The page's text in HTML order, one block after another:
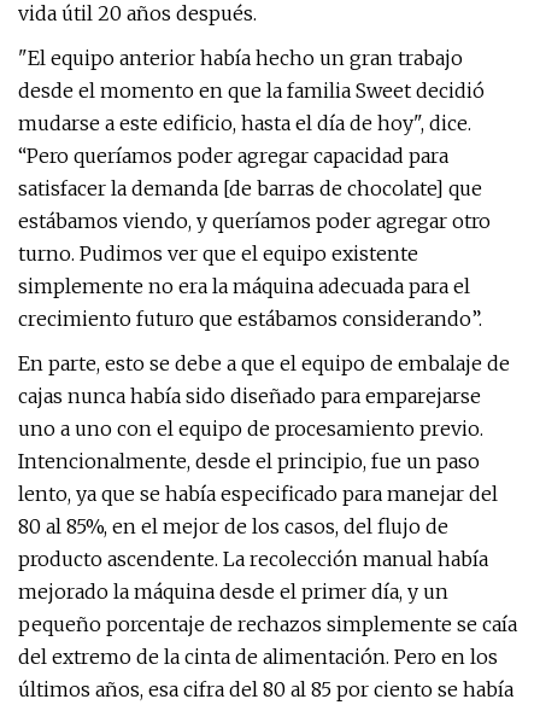
vida útil 20 años después.
"El equipo anterior había hecho un gran trabajo
desde el momento en que la familia Sweet decidió
mudarse a este edificio, hasta el día de hoy", dice.
“Pero queríamos poder agregar capacidad para
satisfacer la demanda [de barras de chocolate] que
estábamos viendo, y queríamos poder agregar otro
turno. Pudimos ver que el equipo existente
simplemente no era la máquina adecuada para el
crecimiento futuro que estábamos considerando”.
En parte, esto se debe a que el equipo de embalaje de
cajas nunca había sido diseñado para emparejarse
uno a uno con el equipo de procesamiento previo.
Intencionalmente, desde el principio, fue un paso
lento, ya que se había especificado para manejar del
80 al 85%, en el mejor de los casos, del flujo de
producto ascendente. La recolección manual había
mejorado la máquina desde el primer día, y un
pequeño porcentaje de rechazos simplemente se caía
del extremo de la cinta de alimentación. Pero en los
últimos años, esa cifra del 80 al 85 por ciento se había